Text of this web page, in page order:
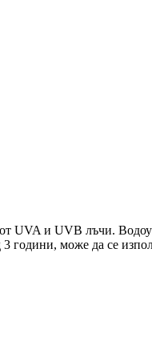
UVA и UVB лъчи.
може да се